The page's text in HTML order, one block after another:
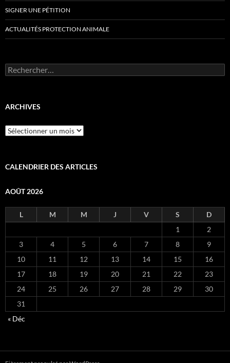
SIGNER UNE PÉTITION
ACTUALITÉS PROTECTION ANIMALE
Rechercher :
ARCHIVES
Archives
CALENDRIER DES ARTICLES
AOÛT 2026
L M M J V S
D
1
2
3
4 5 6 7 8
9
10
11 12 13 14 15
16
17
18 19 20 21 22
23
24
25 26 27 28 29
30
31
« Déc